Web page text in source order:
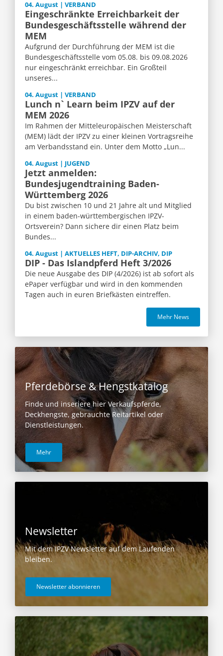
04. August | VERBAND
Eingeschränkte Erreichbarkeit der
Bundesgeschäftsstelle während der
MEM
Aufgrund der Durchführung der MEM ist die
Bundesgeschäftsstelle vom 05.08. bis 09.08.2026
nur eingeschränkt erreichbar. Ein Großteil
unseres...
04. August | VERBAND
Lunch n` Learn beim IPZV auf der
MEM 2026
Im Rahmen der Mitteleuropäischen Meisterschaft
(MEM) lädt der IPZV zu einer kleinen Vortragsreihe
am Verbandsstand ein. Unter dem Motto „Lun...
04. August | JUGEND
Jetzt anmelden:
Bundesjugendtraining Baden-
Württemberg 2026
Du bist zwischen 10 und 21 Jahre alt und Mitglied
in einem baden-württembergischen IPZV-
Ortsverein? Dann sichere dir einen Platz beim
Bundes...
04. August | AKTUELLES HEFT, DIP-ARCHIV, DIP
DIP - Das Islandpferd Heft 3/2026
Die neue Ausgabe des DIP (4/2026) ist ab sofort als
ePaper verfügbar und wird in den kommenden
Tagen auch in euren Briefkästen eintreffen.
Mehr News
Pferdebörse & Hengstkatalog
Finde und inseriere hier Verkaufspferde,
Deckhengste, gebrauchte Reitartikel oder
Dienstleistungen.
Mehr
Newsletter
Mit dem IPZV Newsletter auf dem Laufenden
bleiben.
Newsletter abonnieren